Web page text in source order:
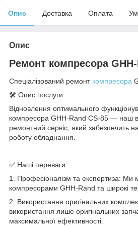
Опис Доставка Оплата
Опис
Ремонт компресора
Спеціалізований ремонт компресора
🛠️ Опис послуги:
Відновлення оптимального
компресора GHH-Rand CS-85 — наш
ремонтний сервіс, який забезпечить
роботу обладнання.
✅ Наші переваги:
1. Професіоналізм та експертиза: Ми
компресорами GHH-Rand та широкі
2. Використання оригінальних
використання лише оригінальних
максимальної ефективності.